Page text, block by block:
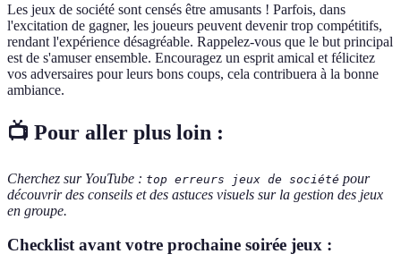
Les jeux de société sont censés être amusants ! Parfois, dans
l'excitation de gagner, les joueurs peuvent devenir trop compétitifs,
rendant l'expérience désagréable. Rappelez-vous que le but principal
est de s'amuser ensemble. Encouragez un esprit amical et félicitez
vos adversaires pour leurs bons coups, cela contribuera à la bonne
ambiance.
📺 Pour aller plus loin :
Cherchez sur YouTube : top erreurs jeux de société pour
découvrir des conseils et des astuces visuels sur la gestion des jeux
en groupe.
Checklist avant votre prochaine soirée jeux :